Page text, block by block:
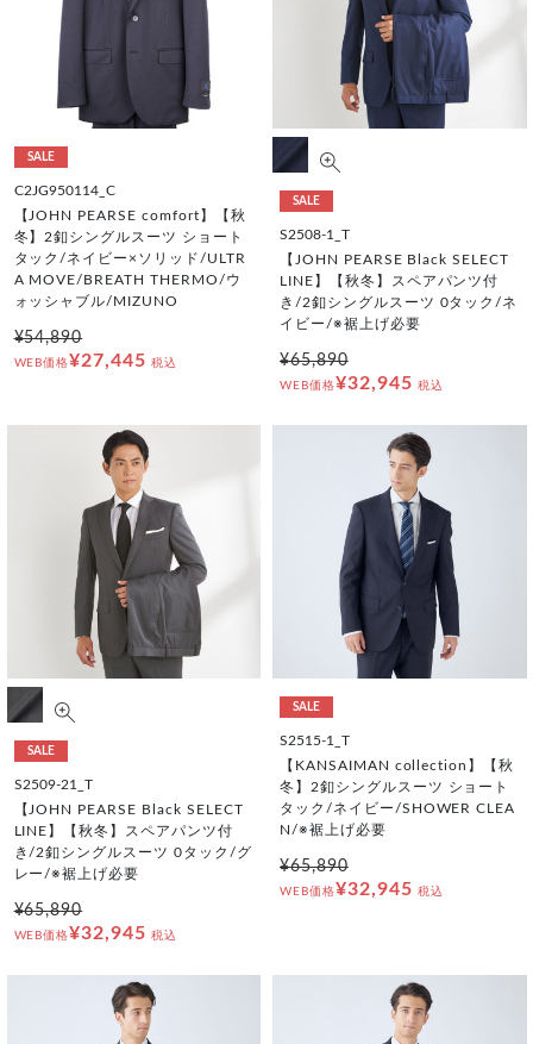
SALE
C2JG950114_C
【JOHN PEARSE comfort】【秋
冬】2釦シングルスーツ ショート
タック/ネイビー×ソリッド/ULTR
A MOVE/BREATH THERMO/ウ
ォッシャブル/MIZUNO
¥54,890
WEB価格¥27,445 税込
SALE
S2508-1_T
【JOHN PEARSE Black SELECT
LINE】【秋冬】スペアパンツ付
き/2釦シングルスーツ 0タック/ネ
イビー/※裾上げ必要
¥65,890
WEB価格¥32,945 税込
SALE
S2509-21_T
【JOHN PEARSE Black SELECT
LINE】【秋冬】スペアパンツ付
き/2釦シングルスーツ 0タック/グ
レー/※裾上げ必要
¥65,890
WEB価格¥32,945 税込
SALE
S2515-1_T
【KANSAIMAN collection】【秋
冬】2釦シングルスーツ ショート
タック/ネイビー/SHOWER CLEA
N/※裾上げ必要
¥65,890
WEB価格¥32,945 税込